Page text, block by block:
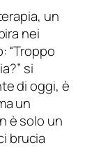
un
nei
“Troppo
si
di oggi, è
un
è solo un
brucia